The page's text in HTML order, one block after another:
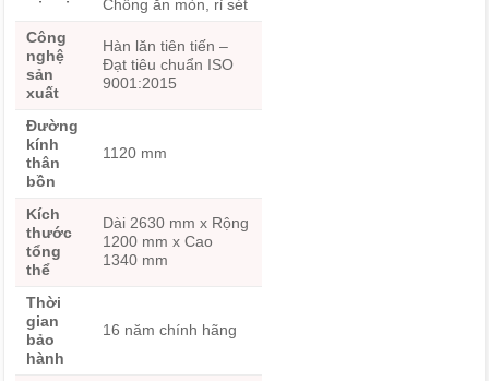
Chống ăn mòn, rỉ sét
Công
nghệ
sản
xuất
Hàn lăn tiên tiến –
Đạt tiêu chuẩn ISO
9001:2015
Đường
kính
thân
bồn
1120 mm
Kích
thước
tổng
thể
Dài 2630 mm x Rộng
1200 mm x Cao
1340 mm
Thời
gian
bảo
hành
16 năm chính hãng